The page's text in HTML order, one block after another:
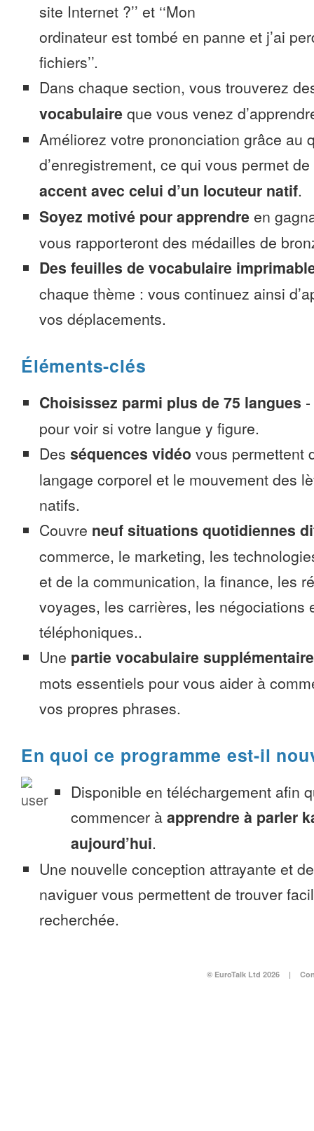
site Internet ?’’ et ‘‘Mon
ordinateur est tombé en panne et j’ai
fichiers’’.
Dans chaque section, vous trouverez
vocabulaire que vous venez
Améliorez votre prononciation grâce au
d’enregistrement, ce qui vous permet de
accent avec celui d’un locuteur natif.
Soyez motivé pour apprendre en
vous rapporteront des médailles de
Des feuilles de vocabulaire
chaque thème : vous continuez ainsi
vos déplacements.
Éléments-clés
Choisissez parmi plus de 75 langues -
pour voir si votre langue y figure.
Des séquences vidéo vous permettent
langage corporel et le mouvement des
natifs.
Couvre neuf situations quotidiennes
commerce, le marketing, les
et de la communication, la finance, les
voyages, les carrières, les négociations
téléphoniques..
Une partie vocabulaire supplémentaire
mots essentiels pour vous aider à
vos propres phrases.
En quoi ce programme est-il
Disponible en téléchargement afin
commencer à apprendre à parler
aujourd’hui.
Une nouvelle conception attrayante et
naviguer vous permettent de trouver
recherchée.
© EuroTalk Ltd 2026 |